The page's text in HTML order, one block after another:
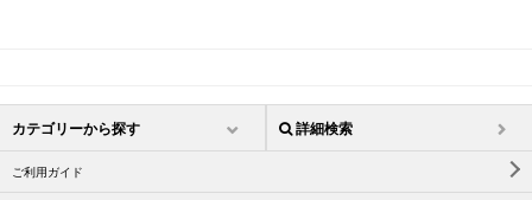
カテゴリーから探す 詳細検索
ご利用ガイド